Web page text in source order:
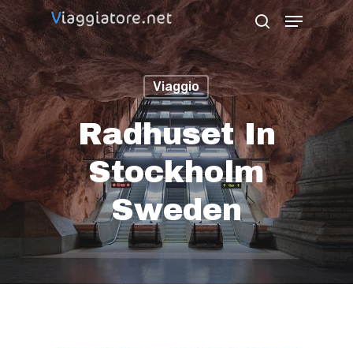
Skip
to
main
content
search
Menu
Viaggio
Radhuset In
Stockholm
Sweden
Close
Menu